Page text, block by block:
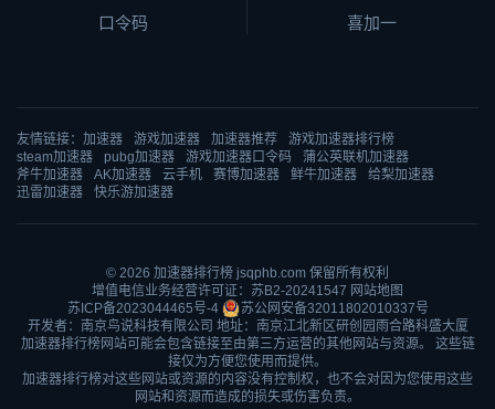
口令码
喜加一
友情链接： 加速器 游戏加速器 加速器推荐
游戏加速器排行榜
steam加速器
pubg加速器 游戏加速器口令码
蒲公英联机加速器
斧牛加速器
AK加速器 云手机 赛博加速器 鲜牛加速器
给梨加速器
迅雷加速器
快乐游加速器
© 2026 加速器排行榜 jsqphb.com 保留所有权利
增值电信业务经营许可证：苏B2-20241547 网站地图
苏ICP备2023044465号-4
苏公网安备32011802010337号
开发者：南京鸟说科技有限公司 地址：南京江北新区研创园雨合路科盛大厦
加速器排行榜网站可能会包含链接至由第三方运营的其他网站与资源。 这些链
接仅为方便您使用而提供。
加速器排行榜对这些网站或资源的内容没有控制权，也不会对因为您使用这些
网站和资源而造成的损失或伤害负责。